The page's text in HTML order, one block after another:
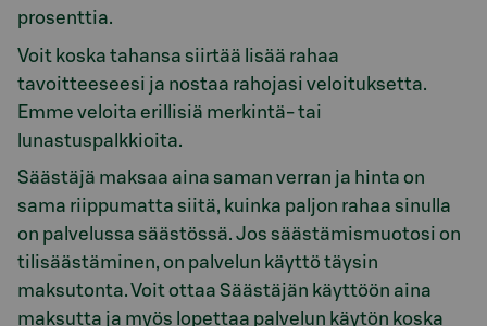
prosenttia.
Voit koska tahansa siirtää lisää rahaa
tavoitteeseesi ja nostaa rahojasi veloituksetta.
Emme veloita erillisiä merkintä- tai
lunastuspalkkioita.
Säästäjä maksaa aina saman verran ja hinta on
sama riippumatta siitä, kuinka paljon rahaa sinulla
on palvelussa säästössä. Jos säästämismuotosi on
tilisäästäminen, on palvelun käyttö täysin
maksutonta. Voit ottaa Säästäjän käyttöön aina
maksutta ja myös lopettaa palvelun käytön koska